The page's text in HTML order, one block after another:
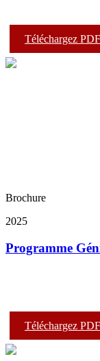
Téléchargez PDF
Brochure
2025
Programme
Téléchargez PDF